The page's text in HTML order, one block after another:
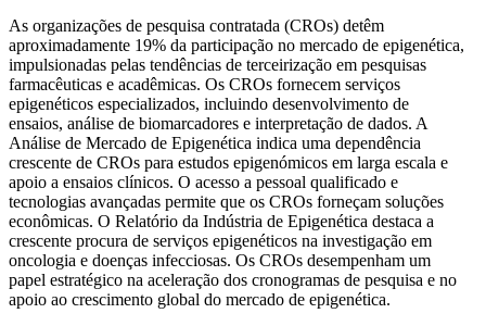
As organizações de pesquisa contratada (CROs) detêm
aproximadamente 19% da participação no mercado de epigenética,
impulsionadas pelas tendências de terceirização em pesquisas
farmacêuticas e acadêmicas. Os CROs fornecem serviços
epigenéticos especializados, incluindo desenvolvimento de
ensaios, análise de biomarcadores e interpretação de dados. A
Análise de Mercado de Epigenética indica uma dependência
crescente de CROs para estudos epigenómicos em larga escala e
apoio a ensaios clínicos. O acesso a pessoal qualificado e
tecnologias avançadas permite que os CROs forneçam soluções
econômicas. O Relatório da Indústria de Epigenética destaca a
crescente procura de serviços epigenéticos na investigação em
oncologia e doenças infecciosas. Os CROs desempenham um
papel estratégico na aceleração dos cronogramas de pesquisa e no
apoio ao crescimento global do mercado de epigenética.